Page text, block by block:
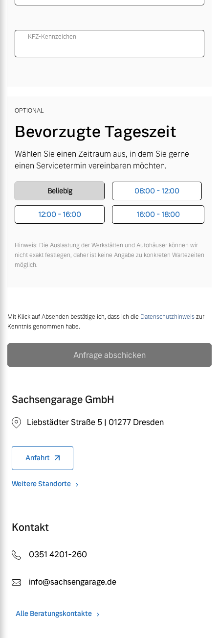
KFZ-Kennzeichen
OPTIONAL
Bevorzugte Tageszeit
Wählen Sie einen Zeitraum aus, in dem Sie gerne
einen Servicetermin vereinbaren möchten.
Beliebig 08:00 - 12:00
12:00 - 16:00 16:00 - 18:00
Hinweis: Die Auslastung der Werkstätten und Autohäuser können wir
nicht exakt festlegen, daher ist keine Angabe zu konkreten Wartezeiten
möglich.
Mit Klick auf Absenden bestätige ich, dass ich die Datenschutzhinweiszur
Kenntnis genommen habe.
Anfrage abschicken
Sachsengarage GmbH
Liebstädter Straße 5 | 01277 Dresden
Anfahrt
Weitere Standorte
Kontakt
0351 4201-260
info@sachsengarage.de
Alle Beratungskontakte